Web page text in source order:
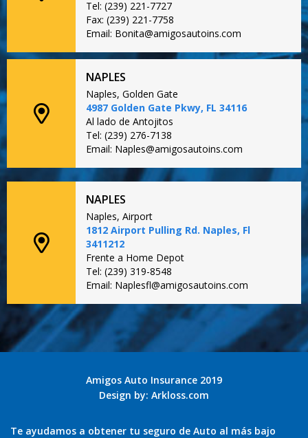
Tel: (239) 221-7727
Fax: (239) 221-7758
Email: Bonita@amigosautoins.com
NAPLES
Naples, Golden Gate
4987 Golden Gate Pkwy, FL 34116
Al lado de Antojitos
Tel: (239) 276-7138
Email: Naples@amigosautoins.com
NAPLES
Naples, Airport
1812 Airport Pulling Rd. Naples, Fl
3411212
Frente a Home Depot
Tel: (239) 319-8548
Email: Naplesfl@amigosautoins.com
Amigos Auto Insurance 2019
Design by: Arkloss.com
Te ayudamos a obtener tu seguro de Auto al más bajo